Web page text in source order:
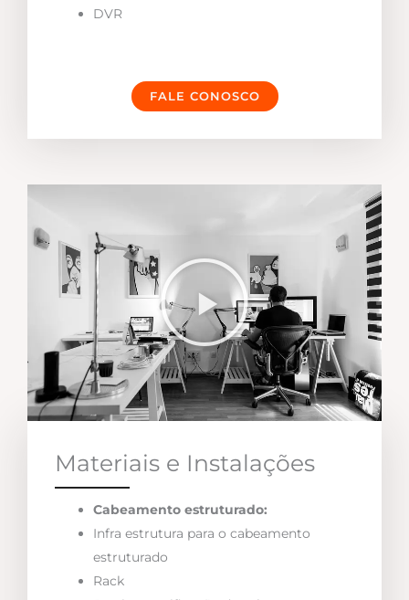
DVR
FALE CONOSCO
Materiais e Instalações
Cabeamento estruturado:
Infra estrutura para o cabeamento
estruturado
Rack